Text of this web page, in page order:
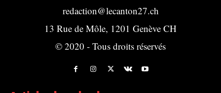
redaction@lecanton27.ch
13 Rue de Môle, 1201 Genève CH
© 2020 - Tous droits réservés